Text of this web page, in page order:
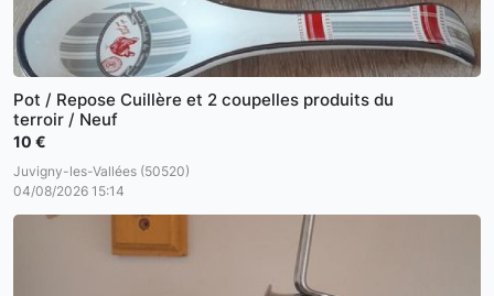
Pot / Repose Cuillère et 2 coupelles produits du
terroir / Neuf
10 €
Juvigny-les-Vallées (50520)
04/08/2026 15:14